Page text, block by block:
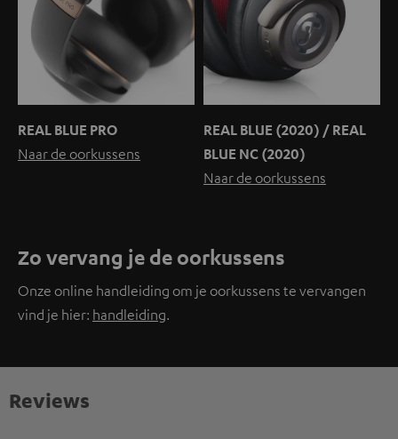
REAL BLUE PRO
Naar de oorkussens
REAL BLUE (2020) / REAL
BLUE NC (2020)
Naar de oorkussens
Zo vervang je de oorkussens
Onze online handleiding om je oorkussens te vervangen
vind je hier: handleiding.
Reviews